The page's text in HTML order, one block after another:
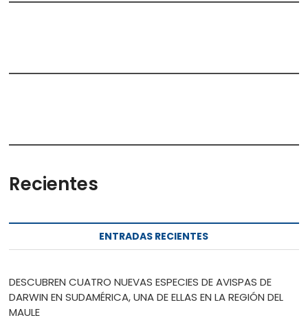
Recientes
ENTRADAS RECIENTES
DESCUBREN CUATRO NUEVAS ESPECIES DE AVISPAS DE
DARWIN EN SUDAMÉRICA, UNA DE ELLAS EN LA REGIÓN DEL
MAULE